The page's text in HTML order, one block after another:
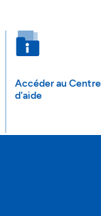
Accéder au Centre
d'aide